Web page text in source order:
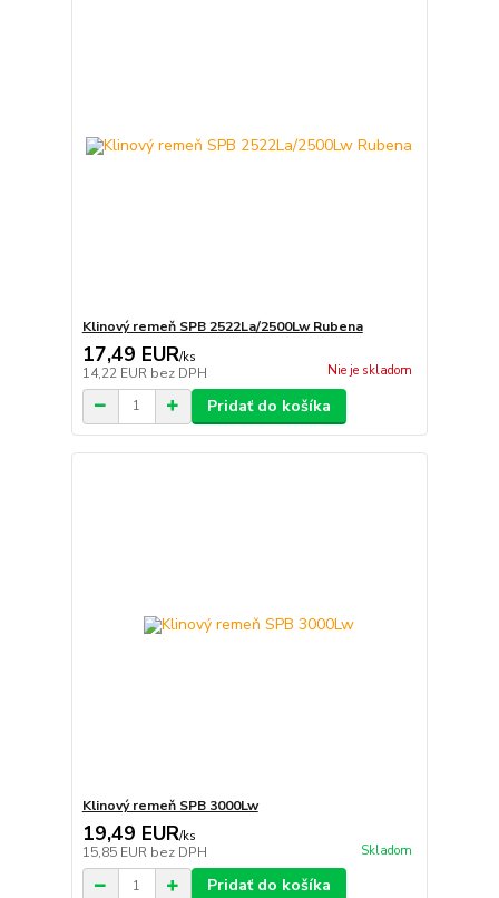
Klinový remeň SPB 2522La/2500Lw Rubena
17,49 EUR/ks
14,22 EUR bez DPH Nie je skladom
Pridať do košíka
Klinový remeň SPB 3000Lw
19,49 EUR/ks
15,85 EUR bez DPH Skladom
Pridať do košíka